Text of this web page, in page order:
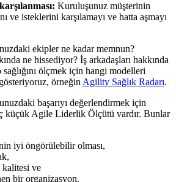
Kuruluşunuz müşterinin
ve isteklerini karşılamayı ve hatta aşmayı
ekipler ne kadar memnun?
ne hissediyor? İş arkadaşları hakkında
ölçmek için hangi modelleri
örneğinAgility Sağlık Radarı.
başarıyı değerlendirmek için
küçük Agile Liderlik Ölçütü vardır. Bunlar
iyi öngörülebilir olması,
kalitesi ve
bir organizasyon.